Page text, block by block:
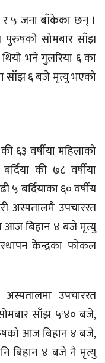
५ जना बाँकेका छन् ।
पुरुषको सोमबार साँझ
भने गुलरिया ६ का
साँझ ६ बजे मृत्यु भएको
६३ वर्षीया महिलाको
की ७८ वर्षीया
बर्दियाका ६० वर्षीय
अस्पतालमै उपचाररत
आज बिहान ४ बजे मृत्यु
केन्द्रका फोकल
उपचाररत
साँझ ५ः४० बजे,
आज बिहान ४ बजे,
बिहान ४ बजे नै मृत्यु